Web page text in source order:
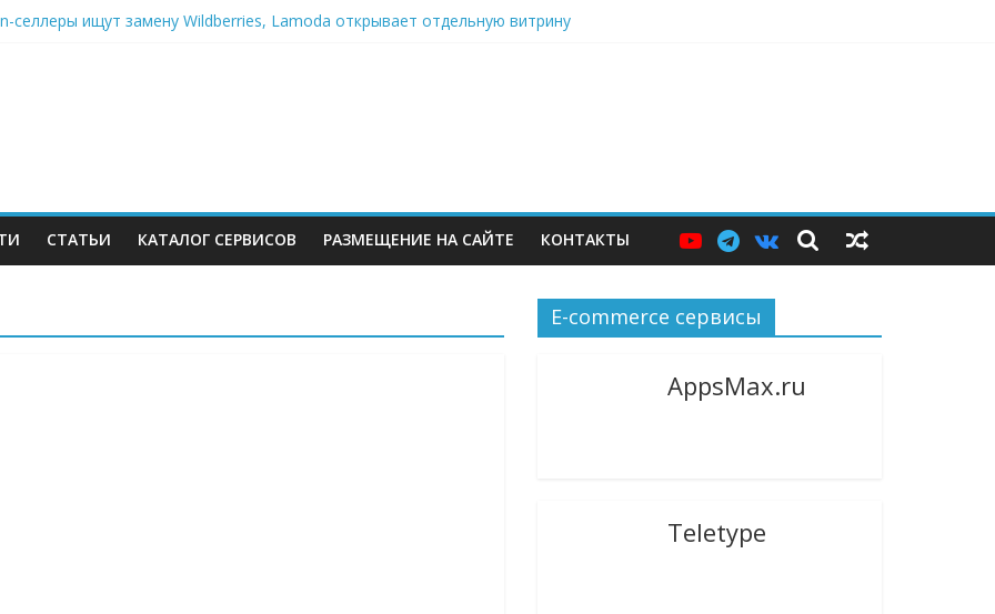
селлеры ищут замену Wildberries, Lamoda открывает отдельную витрину
СТАТЬИ КАТАЛОГ СЕРВИСОВ РАЗМЕЩЕНИЕ НА САЙТЕ КОНТАКТЫ
E-commerce сервисы
AppsMax.ru
Teletype